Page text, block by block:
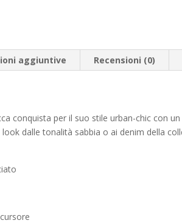
aggiuntive Recensioni (0)
conquista per il suo stile urban-chic con
dalle tonalità sabbia o ai denim della